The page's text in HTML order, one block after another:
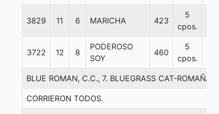
3829 11 6 MARICHA 423
5
cpos.
3722 12 8
PODEROSO
SOY
460
5
cpos.
BLUE ROMAN, C.C., 7. BLUEGRASS CAT-ROMAÑA
CORRIERON TODOS.